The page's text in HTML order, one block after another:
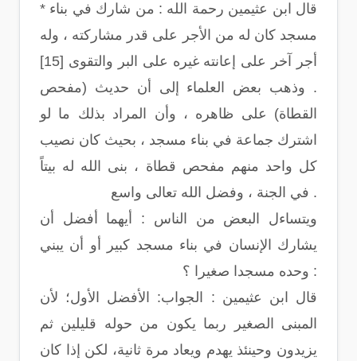
* قال ابن عثيمين رحمة الله : من شارك في بناء
مسجد كان له من الأجر على قدر مشاركته ، وله
أجر آخر على إعانته غيره على البر والتقوى [15]
. وذهب بعض العلماء إلى أن حديث (مفحص
القطاة) على ظاهره ، وأن المراد بذلك ما لو
اشترك جماعة في بناء مسجد ، بحيث كان نصيب
كل واحد منهم مفحص قطاة ، بنى الله له بيتاً
في الجنة ، وفضل الله تعالى واسع .
ويتساءل البعض من الناس : أيهما أفضل أن
يشارك الإنسان في بناء مسجد كبير أو أن يبني
وحده مسجدا صغيرا ؟ :
قال ابن عثيمين : الجواب: الأفضل الأول؛ لأن
المبنى الصغير ربما يكون من حوله قليلين ثم
يزيدون وحينئذ يهدم ويعاد مرة ثانية، لكن إذا كان